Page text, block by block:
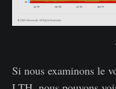
Si nous examinons le